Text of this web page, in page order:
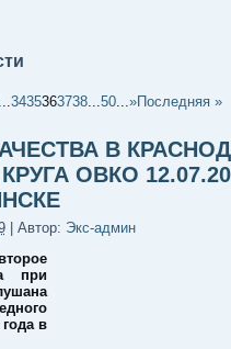
3435363738...50...»Последняя »
В
ОВКО
| Автор: Экс-админ
при
в